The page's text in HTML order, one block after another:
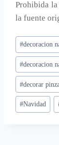
Prohibida
la fuente
Etiquetas
de
la
entrada:
#decoracion
#decoracion
#decorar
#Navidad